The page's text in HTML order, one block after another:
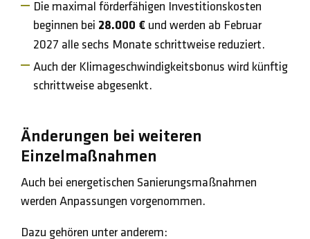
Die maximal förderfähigen Investitionskosten
beginnen bei 28.000 € und werden ab Februar
2027 alle sechs Monate schrittweise reduziert.
Auch der Klimageschwindigkeitsbonus wird künftig
schrittweise abgesenkt.
Änderungen bei weiteren
Einzelmaßnahmen
Auch bei energetischen Sanierungsmaßnahmen
werden Anpassungen vorgenommen.
Dazu gehören unter anderem: